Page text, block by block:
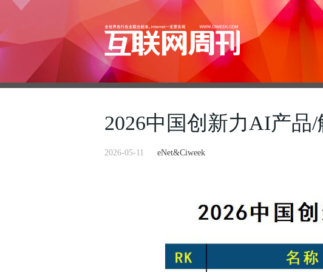
2026中国创新力AI产品/
2026-05-11 eNet&Ciweek